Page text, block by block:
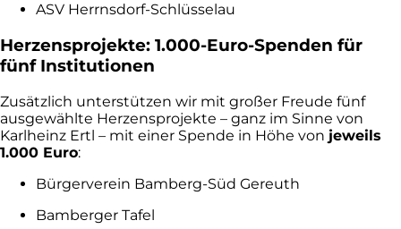
ASV Herrnsdorf-Schlüsselau
Herzensprojekte: 1.000-Euro-Spenden für
fünf Institutionen
Zusätzlich unterstützen wir mit großer Freude fünf
ausgewählte Herzensprojekte – ganz im Sinne von
Karlheinz Ertl – mit einer Spende in Höhe von jeweils
1.000 Euro:
Bürgerverein Bamberg-Süd Gereuth
Bamberger Tafel